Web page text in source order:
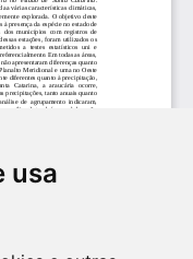
usa